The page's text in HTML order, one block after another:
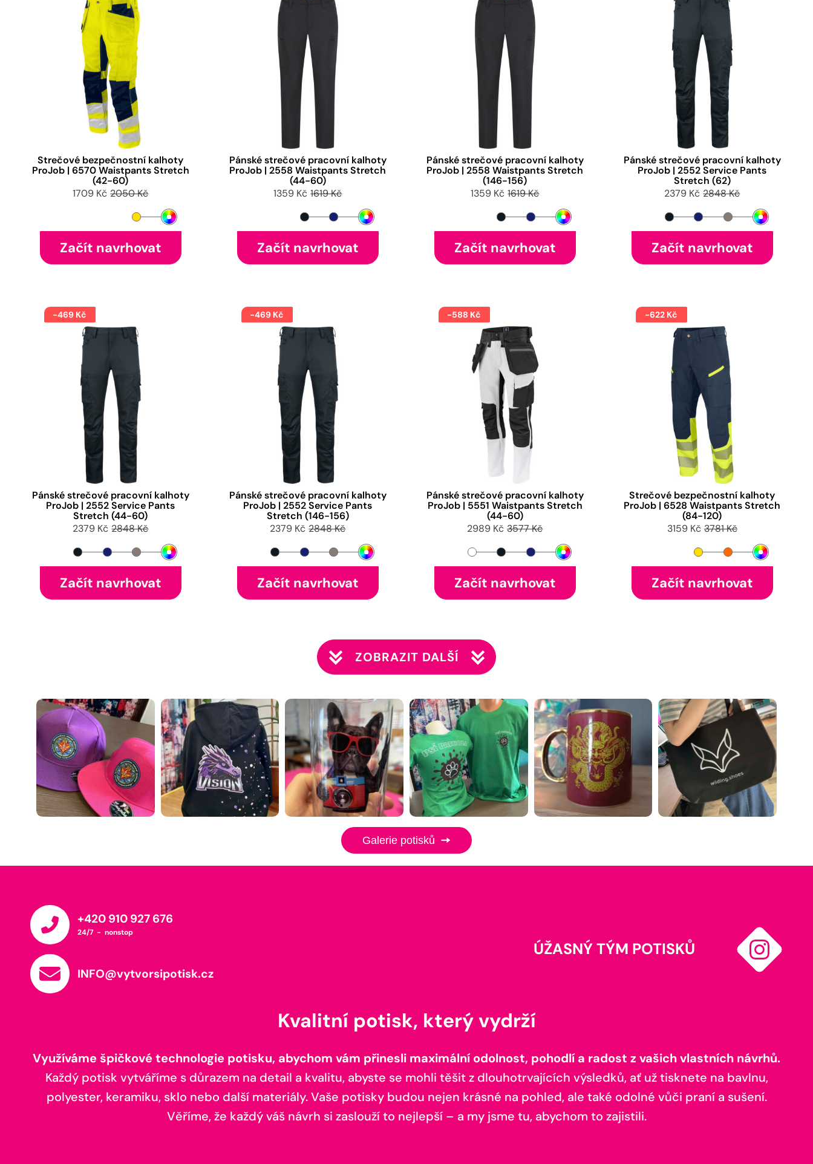
Strečové bezpečnostní kalhoty
ProJob | 6570 Waistpants Stretch
(42-60)
1709 Kč 2050 Kč
Začít navrhovat
Pánské strečové pracovní kalhoty
ProJob | 2558 Waistpants Stretch
(44-60)
1359 Kč 1619 Kč
Začít navrhovat
Pánské strečové pracovní kalhoty
ProJob | 2558 Waistpants Stretch
(146-156)
1359 Kč 1619 Kč
Začít navrhovat
Pánské strečové pracovní kalhoty
ProJob | 2552 Service Pants
Stretch (62)
2379 Kč 2848 Kč
Začít navrhovat
-469 Kč
Pánské strečové pracovní kalhoty
ProJob | 2552 Service Pants
Stretch (44-60)
2379 Kč 2848 Kč
Začít navrhovat
-469 Kč
Pánské strečové pracovní kalhoty
ProJob | 2552 Service Pants
Stretch (146-156)
2379 Kč 2848 Kč
Začít navrhovat
-588 Kč
Pánské strečové pracovní kalhoty
ProJob | 5551 Waistpants Stretch
(44-60)
2989 Kč 3577 Kč
Začít navrhovat
-622 Kč
Strečové bezpečnostní kalhoty
ProJob | 6528 Waistpants Stretch
(84-120)
3159 Kč 3781 Kč
Začít navrhovat
ZOBRAZIT DALŠÍ
Galerie potisků
+420 910 927 676
24/7 - nonstop
INFO@vytvorsipotisk.cz
ÚŽASNÝ TÝM POTISKŮ
Kvalitní potisk, který vydrží
Využíváme špičkové technologie potisku, abychom vám přinesli maximální odolnost, pohodlí a radost z vašich vlastních návrhů.
Každý potisk vytváříme s důrazem na detail a kvalitu, abyste se mohli těšit z dlouhotrvajících výsledků, ať už tisknete na bavlnu,
polyester, keramiku, sklo nebo další materiály. Vaše potisky budou nejen krásné na pohled, ale také odolné vůči praní a sušení.
Věříme, že každý váš návrh si zaslouží to nejlepší – a my jsme tu, abychom to zajistili.